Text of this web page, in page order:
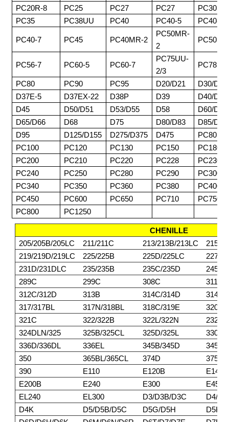
PC20R-8
PC25 PC27 PC27
PC35
PC38UU PC40 PC40-5 PC40-6
PC40-7 PC45 PC40MR-2
PC50MR-
2
PC50
PC56-7 PC60-5 PC60-7
PC75UU-
2/3
PC78
PC80 PC90 PC95 D20/D21
D30/
D37E-5
D37EX-22 D38P D39
D40/D41
D45
D50/D51 D53/D55 D58
D60/D61
D65/D66
D68 D75 D80/D83
D85/
D95
D125/D155 D275/D375 D475
PC80
PC100
PC120 PC130 PC150
PC180
PC200
PC210 PC220 PC228
PC230
PC240
PC250 PC280 PC290
PC300
PC340
PC350 PC360 PC380
PC400
PC450
PC600 PC650 PC710
PC750
PC800
PC1250
CHENILLE
205/205B/205LC
211/211C 213/213B/213LC
215/
219/219D/219LC
225/225B 225D/225LC
227
231D/231DLC
235/235B 235C/235D
245/
289C
299C 308C
311/
312C/312D
313B 314C/314D
314E/
317/317BL
317N/318BL 318C/319E
321C
322/322B 322L/322N
324DLN/325
325B/325CL 325D/325L
330/
336D/336DL
336EL 345B/345D
345DL
350
365BL/365CL 374D
375/
390
E110 E120B
E140
E200B
E240 E300
E450
EL240
EL300 D3/D3B/D3C
D4/
D4K
D5/D5B/D5C D5G/D5H
D5K/